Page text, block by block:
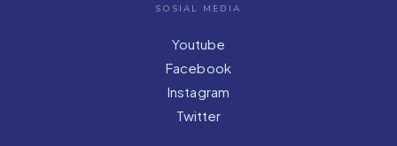
SOSIAL MEDIA
Youtube
Facebook
Instagram
Twitter